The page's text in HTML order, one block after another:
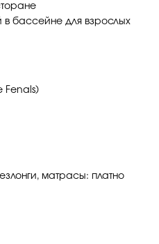
в бассейне для взрослых
Fenals)
матрасы: платно